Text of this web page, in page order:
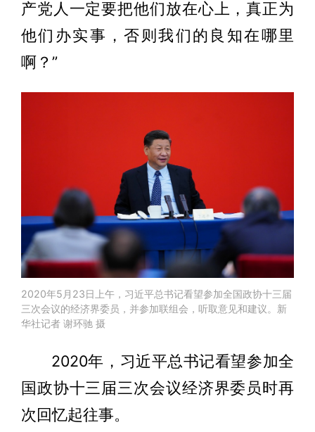
产党人一定要把他们放在心上，真正为
他们办实事，否则我们的良知在哪里
啊？”
2020年5月23日上午，习近平总书记看望参加全国政协十三届
三次会议的经济界委员，并参加联组会，听取意见和建议。新
华社记者 谢环驰 摄
2020年，习近平总书记看望参加全
国政协十三届三次会议经济界委员时再
次回忆起往事。